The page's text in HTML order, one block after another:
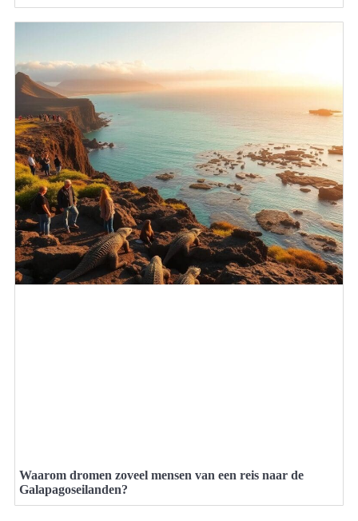
Waarom dromen zoveel mensen van een reis naar de
Galapagoseilanden?